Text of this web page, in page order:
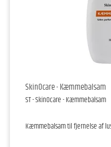
SkinOcare - Kæmmebalsam
ST - SkinOcare - Kæmmebalsam
Kæmmebalsam til fjernelse af